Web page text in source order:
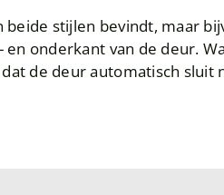
stijlen bevindt, maar
onderkant van de deur.
de deur automatisch sluit